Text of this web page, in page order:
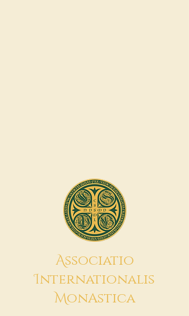
Associatio
Internationalis
MonAstica